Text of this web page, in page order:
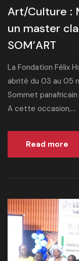
Art/Culture :
un master
SOM’ART
La Fondation Félix
abrité du 03 au 05
Sommet
A cette occasion,...
Read more